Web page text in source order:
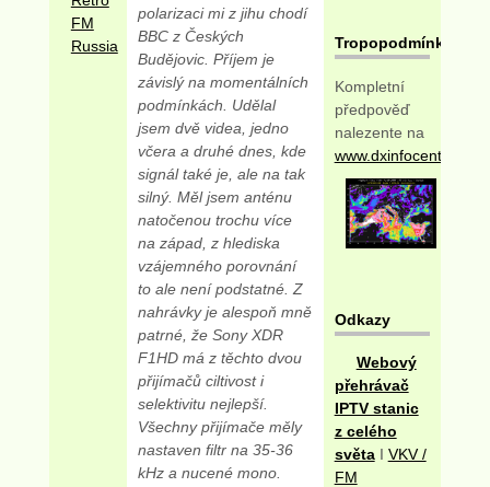
polarizaci mi z jihu chodí
BBC z Českých
Budějovic. Příjem je
závislý na momentálních
podmínkách. Udělal
jsem dvě videa, jedno
včera a druhé dnes, kde
signál také je, ale na tak
silný. Měl jsem anténu
natočenou trochu více
na západ, z hlediska
vzájemného porovnání
to ale není podstatné. Z
nahrávky je alespoň mně
patrné, že Sony XDR
F1HD má z těchto dvou
přijímačů ciltivost i
selektivitu nejlepší.
Všechny přijímače měly
nastaven filtr na 35-36
kHz a nucené mono.
Tropopodmínky
Kompletní
předpověď
nalezente na
www.dxinfocentre.com
Odkazy
Webový
přehrávač
IPTV stanic
z celého
světa I VKV /
FM